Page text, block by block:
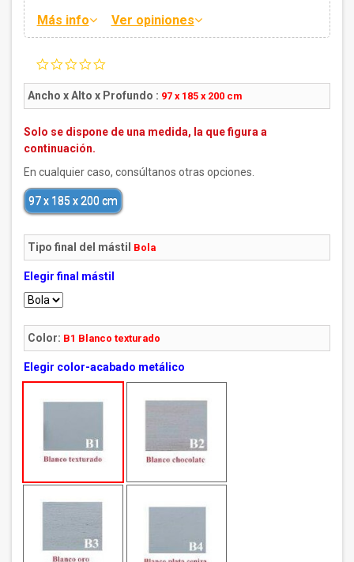
Más info Ver opiniones
rating
Ancho x Alto x Profundo : 97 x 185 x 200 cm
Solo se dispone de una medida, la que figura a
continuación.
En cualquier caso, consúltanos otras opciones.
97 x 185 x 200 cm
Tipo final del mástil Bola
Elegir final mástil
Color: B1 Blanco texturado
Elegir color-acabado metálico